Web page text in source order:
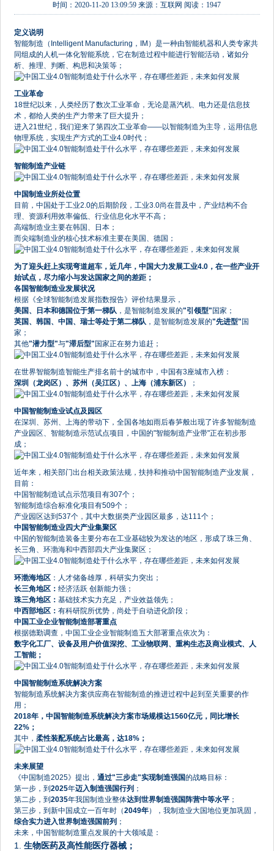
时间：2020-11-20 13:09:59 来源：互联网 阅读：1947
定义说明
智能制造（Intelligent Manufacturing，IM）是一种由智能机器和人类专家共
同组成的人机一体化智能系统，它在制造过程中能进行智能活动，诸如分
析、推理、判断、构思和决策等；
工业革命
18世纪以来，人类经历了数次工业革命，无论是蒸汽机、电力还是信息技
术，都给人类的生产力带来了巨大提升；
进入21世纪，我们迎来了第四次工业革命——以智能制造为主导，运用信息
物理系统，实现生产方式的工业4.0时代；
智能制造产业链
中国制造业所处位置
目前，中国处于工业2.0的后期阶段，工业3.0尚在普及中，产业结构不合
理、资源利用效率偏低、行业信息化水平不高；
高端制造业主要在韩国、日本；
而尖端制造业的核心技术标准主要在美国、德国；
为了迎头赶上实现弯道超车，近几年，中国大力发展工业4.0，在一些产业开
始试点，尽力缩小与发达国家之间的差距；
各国智能制造业发展状况
根据《全球智能制造发展指数报告》评价结果显示，
美国、日本和德国位于第一梯队 ，是智能制造发展的"引领型" 国家；
英国、韩国、中国、瑞士等处于第二梯队 ，是智能制造发展的"先进型" 国
家；
其他"潜力型"与"滞后型" 国家正在努力追赶；
在世界智能制造智能生产排名前十的城市中，中国有3座城市入榜：
深圳（龙岗区）、苏州（吴江区）、上海（浦东新区）
；
中国智能制造业试点及园区
在深圳、苏州、上海的带动下，全国各地如雨后春笋般出现了许多智能制造
产业园区、智能制造示范试点项目，中国的"智能制造产业带"正在初步形
成；
近年来，相关部门出台相关政策法规，扶持和推动中国智能制造产业发展，
目前：
中国智能制造试点示范项目有307个；
智能制造综合标准化项目有509个；
产业园区达到537个，其中大数据类产业园区最多，达111个；
中国智能制造业四大产业集聚区
中国的智能制造装备主要分布在工业基础较为发达的地区，形成了珠三角、
长三角、环渤海和中西部四大产业集聚区；
环渤海地区 ：人才储备雄厚，科研实力突出；
长三角地区：经济活跃 创新能力强；
珠三角地区：基础技术实力充足，产业效益领先；
中西部地区：有科研院所优势，尚处于自动进化阶段；
中国工业企业智能制造部署重点
根据德勤调查，中国工业企业智能制造五大部署重点依次为：
数字化工厂、设备及用户价值深挖、工业物联网、重构生态及商业模式、人
工智能；
中国智能制造系统解决方案
智能制造系统解决方案供应商在智能制造的推进过程中起到至关重要的作
用；
2018年，中国智能制造系统解决方案市场规模达1560亿元，同比增长
22%；
其中，柔性装配系统占比最高，达18%；
未来展望
《中国制造2025》提出，通过"三步走"实现制造强国的战略目标：
第一步，到2025年迈入制造强国行列 ；
第二步，到2035年我国制造业整体达到世界制造强国阵营中等水平 ；
第三步，到新中国成立一百年时（2049年），我制造业大国地位更加巩固，
综合实力进入世界制造强国前列 ；
未来，中国智能制造重点发展的十大领域是：
1.生物医药及高性能医疗器械；